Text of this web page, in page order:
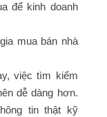
để kinh doanh
mua bán nhà
việc tìm kiếm
dễ dàng hơn.
tin thật kỹ